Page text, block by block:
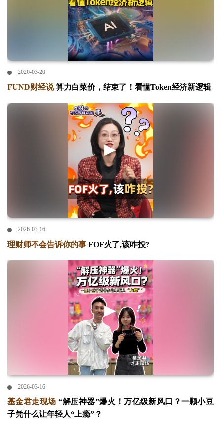
2026-03-20
FUND财经说算力白菜价，结束了！看懂Token经济新逻辑
2026-03-16
理财师不会告诉你的事 FOF火了,该咋投?
2026-03-16
基金君走现场 “解压神器”爆火！万亿级新风口？一颗小豆
子凭什么让年轻人“上瘾”？